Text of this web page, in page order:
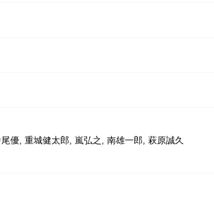
優, 重城健太郎, 嵐弘之, 南雄一郎, 萩原誠久